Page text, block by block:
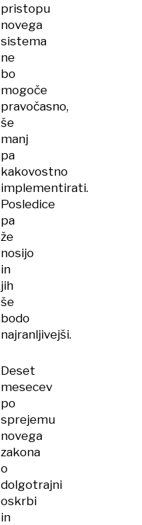
pristopu
novega
sistema
ne
bo
mogoče
pravočasno,
še
manj
pa
kakovostno
implementirati.
Posledice
pa
že
nosijo
in
jih
še
bodo
najranljivejši.
Deset
mesecev
po
sprejemu
novega
zakona
o
dolgotrajni
oskrbi
in